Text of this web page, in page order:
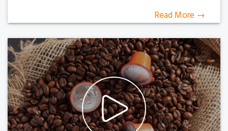
Read More →